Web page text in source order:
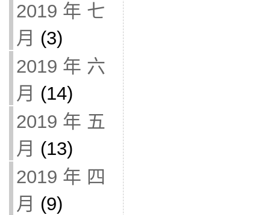
2019 年 七
月 (3)
2019 年 六
月 (14)
2019 年 五
月 (13)
2019 年 四
月 (9)